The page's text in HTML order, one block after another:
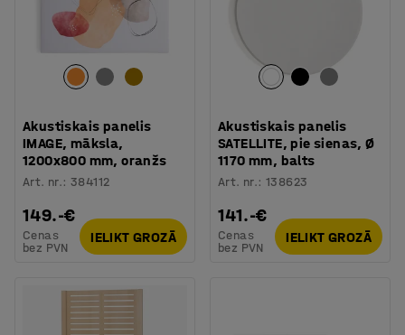
Akustiskais panelis
IMAGE, māksla,
1200x800 mm, oranžs
Art. nr.:384112
149.-€
Cenas
bez PVN
IELIKT GROZĀ
Akustiskais panelis
SATELLITE, pie sienas, Ø
1170 mm, balts
Art. nr.:138623
141.-€
Cenas
bez PVN
IELIKT GROZĀ